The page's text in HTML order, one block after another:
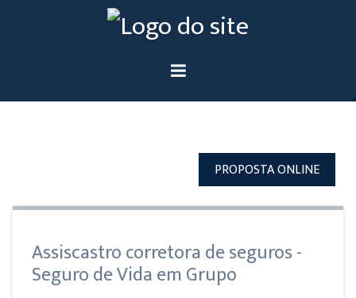
PROPOSTA ONLINE
Assiscastro corretora de seguros -
Seguro de Vida em Grupo